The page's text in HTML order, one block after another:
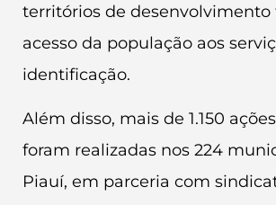
territórios de
acesso da população aos
identificação.
Além disso, mais de 1.150
foram realizadas nos 224
Piauí, em parceria com